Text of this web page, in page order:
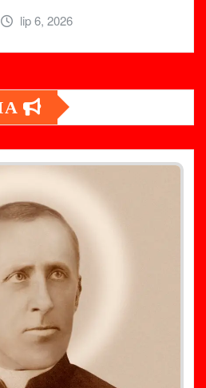
lip 6, 2026